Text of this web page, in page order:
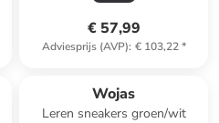
€ 57,99
Adviesprijs (AVP): € 103,22*
Wojas
Leren sneakers groen/wit